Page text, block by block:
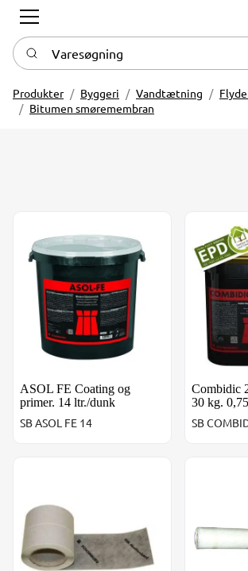
Varesøgning
Produkter Byggeri Vandtætning
Bitumen smøremembran
ASOL FE Coating og primer. 14 ltr./dunk
ASOL FE Coating og
primer. 14 ltr./dunk
SB ASOL FE 14
Combidic
30 kg.
SB